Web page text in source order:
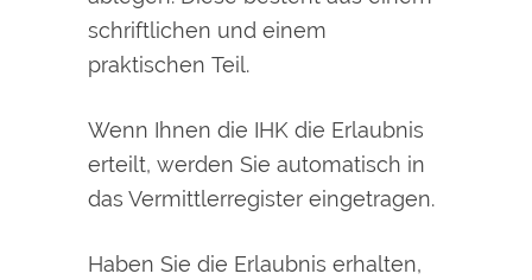
schriftlichen und einem
praktischen Teil.
Wenn Ihnen die IHK die Erlaubnis
erteilt, werden Sie automatisch in
das Vermittlerregister eingetragen.
Haben Sie die Erlaubnis erhalten,